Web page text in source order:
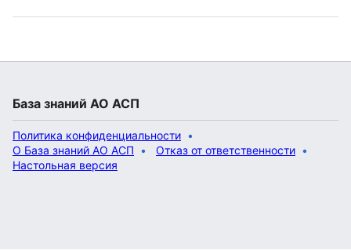
База знаний АО АСП
Политика конфиденциальности
О База знаний АО АСП
Отказ от ответственности
Настольная версия